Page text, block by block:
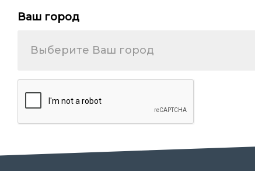
Ваш город
Выберите Ваш город